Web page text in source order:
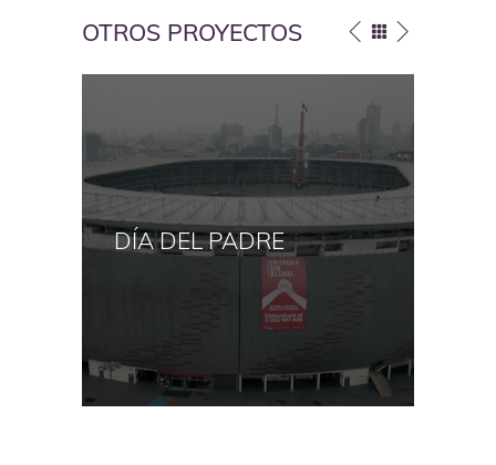
OTROS PROYECTOS
DEL PADRE
LA NOVIA
SELECCIÓN